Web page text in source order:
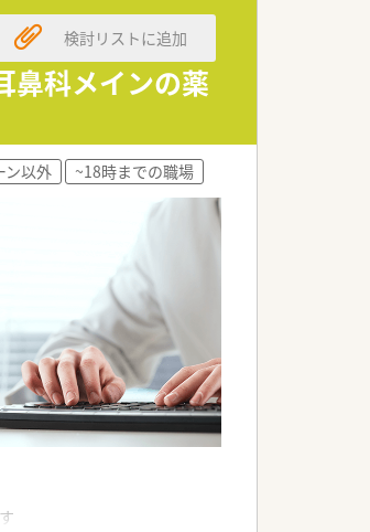
鼻科メインの薬
検討リストに追加
ン以外 ~18時までの職場